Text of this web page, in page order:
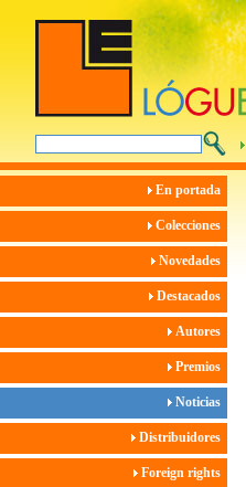
En portada
Colecciones
Novedades
Destacados
Autores
Premios
Noticias
Distribuidores
Foreign rights